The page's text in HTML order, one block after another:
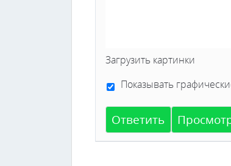
Загрузить картинки
Показывать